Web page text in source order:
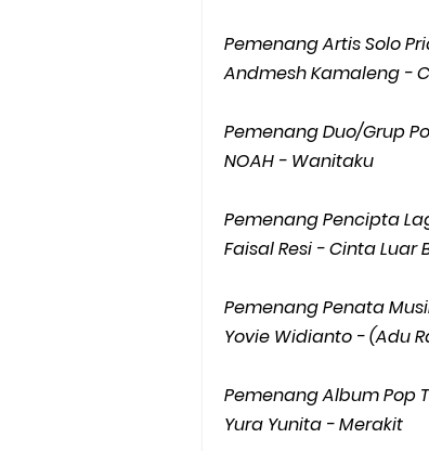
Pemenang Artis Solo
Andmesh Kamaleng -
Pemenang Duo/Grup
NOAH - Wanitaku
Pemenang Pencipta
Faisal Resi - Cinta Luar
Pemenang Penata
Yovie Widianto - (Adu
Pemenang Album Pop
Yura Yunita - Merakit